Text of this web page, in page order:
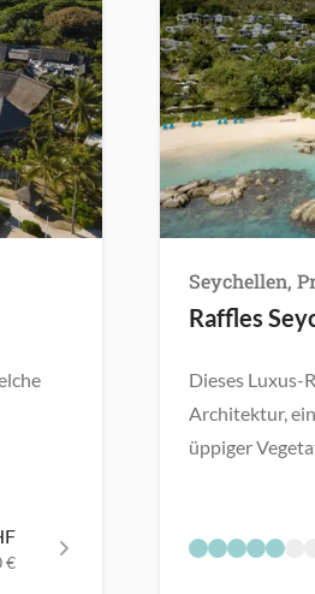
€
Seychellen,
Raffles
Dieses Luxus-
Architektur,
üppiger